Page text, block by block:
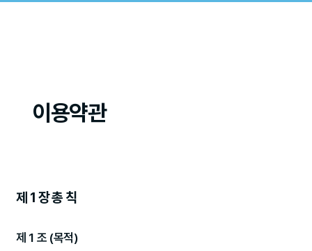
이용약관
제 1 장 총 칙
제 1 조 (목적)